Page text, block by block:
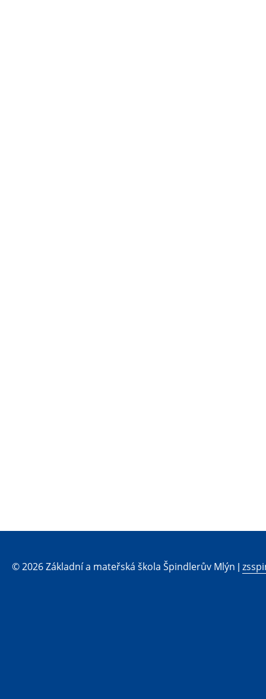
© 2026 Základní a mateřská škola Špindlerův Mlýn |